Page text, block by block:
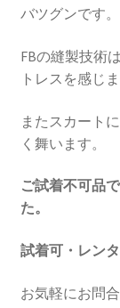
バツグンです。
FBの縫製技術
トレスを感じま
またスカート
く舞います。
ご試着不可品
た。
試着可・レン
お気軽にお問合